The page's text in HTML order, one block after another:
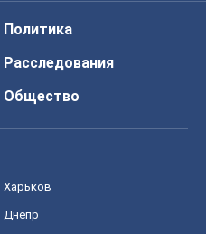
Политика
Расследования
Общество
Харьков
Днепр